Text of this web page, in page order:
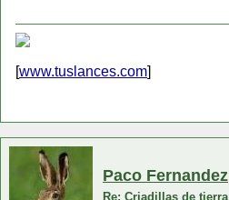
[www.tuslances.com]
Paco Fernandez
Re: Criadillas de tierra